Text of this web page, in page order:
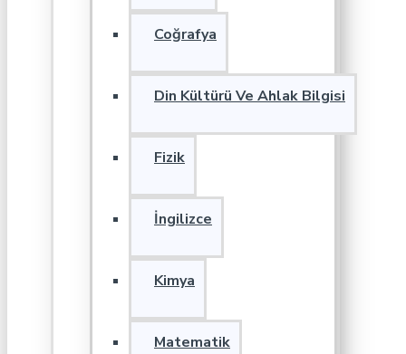
Coğrafya
Din Kültürü Ve Ahlak Bilgisi
Fizik
İngilizce
Kimya
Matematik